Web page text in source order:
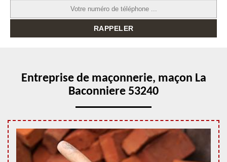
Entreprise de maçonnerie, maçon La
Baconniere 53240